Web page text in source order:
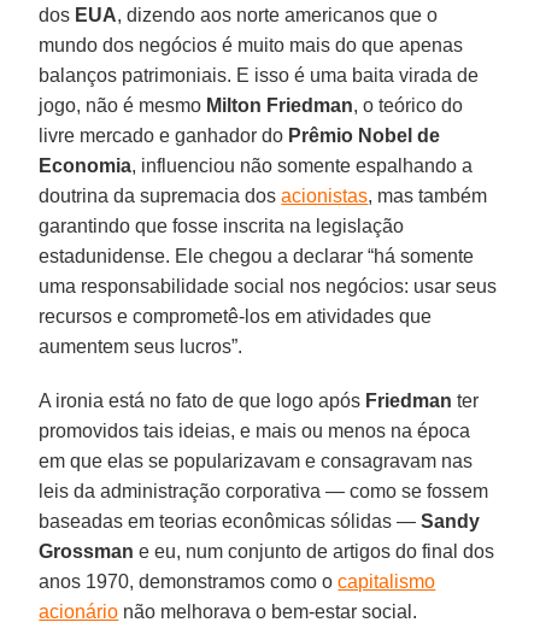
dos EUA, dizendo aos norte americanos que o
mundo dos negócios é muito mais do que apenas
balanços patrimoniais. E isso é uma baita virada de
jogo, não é mesmo Milton Friedman, o teórico do
livre mercado e ganhador do Prêmio Nobel de
Economia, influenciou não somente espalhando a
doutrina da supremacia dosacionistas, mas também
garantindo que fosse inscrita na legislação
estadunidense. Ele chegou a declarar “há somente
uma responsabilidade social nos negócios: usar seus
recursos e comprometê-los em atividades que
aumentem seus lucros”.
A ironia está no fato de que logo após Friedman ter
promovidos tais ideias, e mais ou menos na época
em que elas se popularizavam e consagravam nas
leis da administração corporativa — como se fossem
baseadas em teorias econômicas sólidas —Sandy
Grossman e eu, num conjunto de artigos do final dos
anos 1970, demonstramos como ocapitalismo
acionário não melhorava o bem-estar social.